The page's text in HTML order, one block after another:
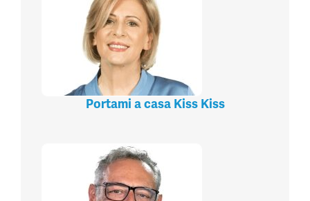
Portami a casa Kiss Kiss